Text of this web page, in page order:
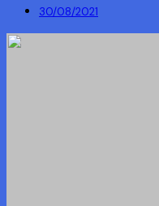
30/08/2021